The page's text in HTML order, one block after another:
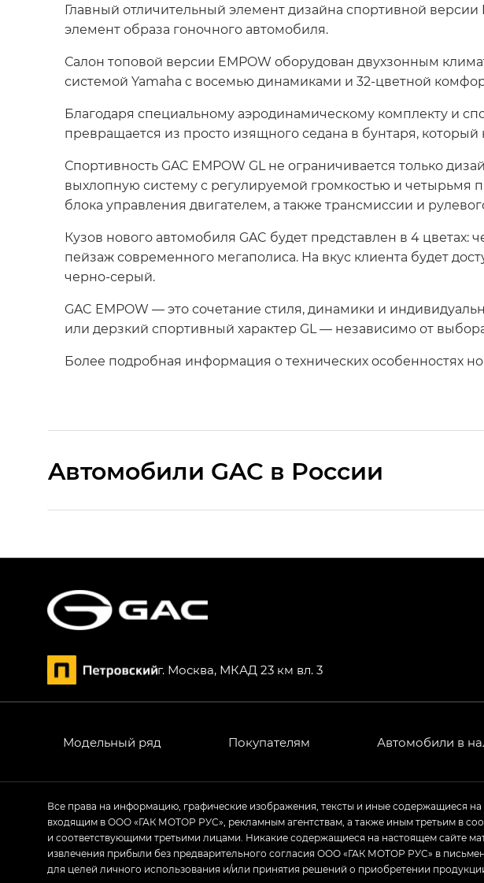
Главный отличительный элемент дизайна спортивной
элемент образа гоночного автомобиля.
Салон топовой версии EMPOW оборудован двухзонным
системой Yamaha с восемью динамиками и 32-цветной
Благодаря специальному аэродинамическому комплекту и
превращается из просто изящного седана в бунтаря,
Спортивность GAC EMPOW GL не ограничивается только
выхлопную систему с регулируемой громкостью и четырьмя
блока управления двигателем, а также трансмиссии и
Кузов нового автомобиля GAC будет представлен в 4
пейзаж современного мегаполиса. На вкус клиента будет
черно-серый.
GAC EMPOW — это сочетание стиля, динамики и
или дерзкий спортивный характер GL — независимо от
Более подробная информация о технических особенностях
Aвтомобили GAC в России
HYPTEC HT — Хайптек Эйч Ти (HYPTEC HT) в комплектации
GS8 — Джи Эс 8 (GS8) в комплектациях Джи Эс 8
GL
GS4 — Джи Эс 4 (GS4) в комплектациях Джи Би Передний
Empow — Эмпау (Empow) в комплектации Джи Эс — GS, Джи
г. Москва, МКАД 23 км вл. 3
Модельный ряд Покупателям Автомобили в
Все права на информацию, графические изображения, тексты и иные содержащиеся
входящим в ООО «ГАК МОТОР РУС», рекламным агентствам, а также иным третьим в
и соответствующими третьими лицами. Никакие содержащиеся на настоящем сайте
извлечения прибыли без предварительного согласия ООО «ГАК МОТОР РУС» в
для целей личного использования и/или принятия решений о приобретении